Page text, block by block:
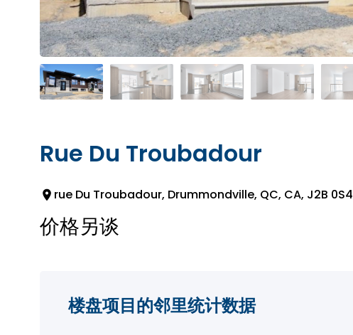
Rue Du Troubadour
rue Du Troubadour, Drummondville, QC, CA, J2B 0S4
价格另谈
楼盘项目的邻里统计数据